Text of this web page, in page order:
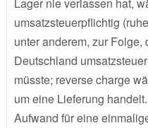
umsatzsteuerpflichtig
unter anderem, zur
Deutschland
müsste; reverse charge
um eine Lieferung
Aufwand für eine